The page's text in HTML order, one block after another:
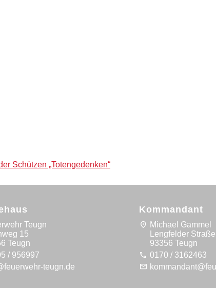
Schützen „Totengedenken“
Teugn
15
Teugn
/ 956997
teugn.de
Kommandant
location_on Michael Gammel
Lengfelder
93356 Teugn
call 0170 / 3162463
mail